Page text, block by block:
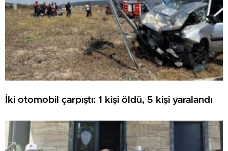
İki otomobil çarpıştı: 1 kişi öldü, 5 kişi yaralandı